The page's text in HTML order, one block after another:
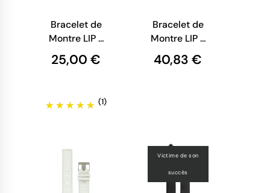
Bracelet de
Montre LIP -
Cuir Gris -
20 mm
25,00 €
(1)
Bracelet de
Montre LIP -
Tropic
Perforé Gris
40,83 €
Victime de son
succès